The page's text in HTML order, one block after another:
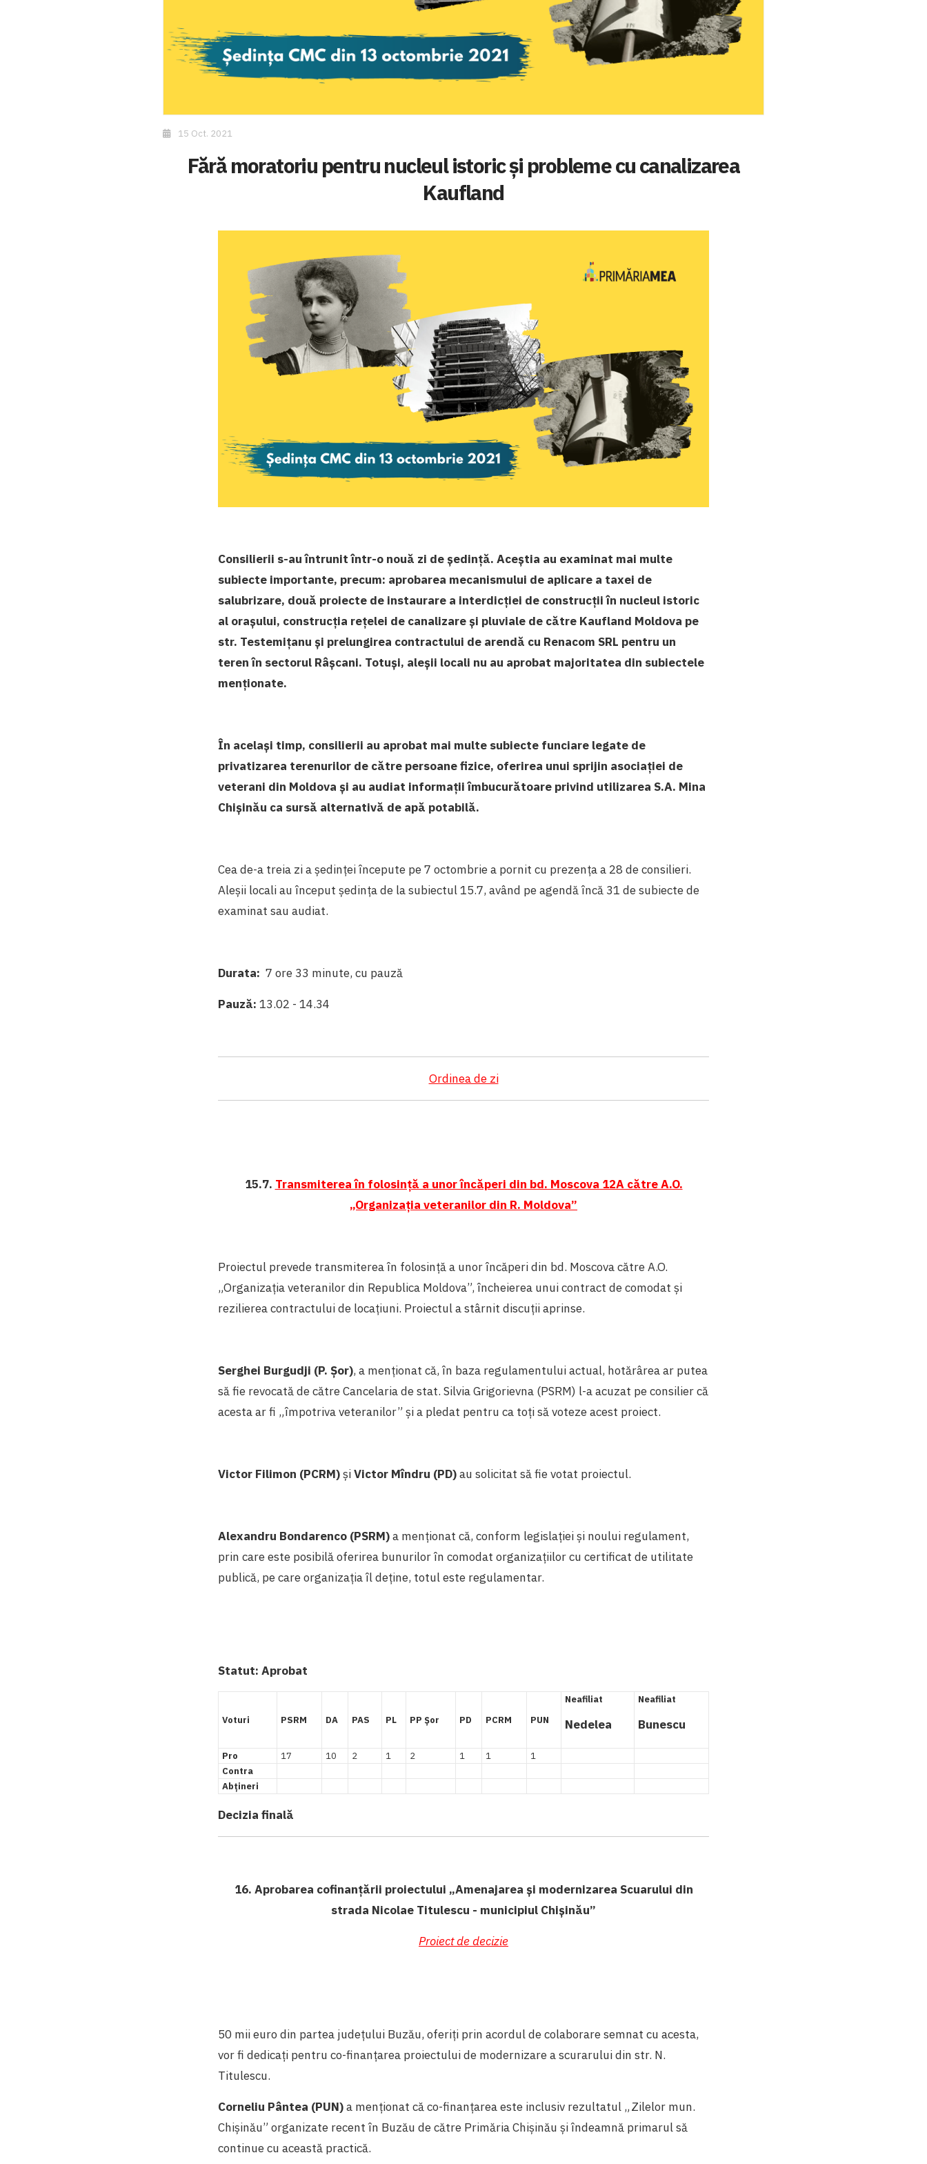
15 Oct. 2021
Fără moratoriu pentru nucleul istoric și probleme cu canalizarea
Kaufland
Consilierii s-au întrunit într-o nouă zi de ședință. Aceștia au examinat mai multe
subiecte importante, precum: aprobarea mecanismului de aplicare a taxei de
salubrizare, două proiecte de instaurare a interdicției de construcții în nucleul istoric
al orașului, construcția rețelei de canalizare și pluviale de către Kaufland Moldova pe
str. Testemițanu și prelungirea contractului de arendă cu Renacom SRL pentru un
teren în sectorul Râșcani. Totuși, aleșii locali nu au aprobat majoritatea din subiectele
menționate.
În același timp, consilierii au aprobat mai multe subiecte funciare legate de
privatizarea terenurilor de către persoane fizice, oferirea unui sprijin asociației de
veterani din Moldova și au audiat informații îmbucurătoare privind utilizarea S.A. Mina
Chișinău ca sursă alternativă de apă potabilă.
Cea de-a treia zi a ședinței începute pe 7 octombrie a pornit cu prezența a 28 de consilieri.
Aleșii locali au început ședința de la subiectul 15.7, având pe agendă încă 31 de subiecte de
examinat sau audiat.
Durata: 7 ore 33 minute, cu pauză
Pauză: 13.02 - 14.34
Ordinea de zi
15.7. Transmiterea în folosință a unor încăperi din bd. Moscova 12A către A.O.
„Organizația veteranilor din R. Moldova”
Proiectul prevede transmiterea în folosință a unor încăperi din bd. Moscova către A.O.
„Organizația veteranilor din Republica Moldova”, încheierea unui contract de comodat și
rezilierea contractului de locațiuni. Proiectul a stârnit discuții aprinse.
Serghei Burgudji (P. Șor), a menționat că, în baza regulamentului actual, hotărârea ar putea
să fie revocată de către Cancelaria de stat. Silvia Grigorievna (PSRM) l-a acuzat pe consilier că
acesta ar fi „împotriva veteranilor” și a pledat pentru ca toți să voteze acest proiect.
Victor Filimon (PCRM)șiVictor Mîndru (PD)au solicitat să fie votat proiectul.
Alexandru Bondarenco (PSRM)a menționat că, conform legislației și noului regulament,
prin care este posibilă oferirea bunurilor în comodat organizațiilor cu certificat de utilitate
publică, pe care organizația îl deține, totul este regulamentar.
Statut: Aprobat
Voturi PSRM DA PAS PL PP Șor PD PCRM PUN
Neafiliat
Nedelea
Neafiliat
Bunescu
Pro 17 10 2 1 2 1 1
1
Contra
Abțineri
Decizia finală
16. Aprobarea cofinanțării proiectului „Amenajarea și modernizarea Scuarului din
strada Nicolae Titulescu - municipiul Chișinău”
Proiect de decizie
50 mii euro din partea județului Buzău, oferiți prin acordul de colaborare semnat cu acesta,
vor fi dedicați pentru co-finanțarea proiectului de modernizare a scurarului din str. N.
Titulescu.
Corneliu Pântea (PUN)a menționat că co-finanțarea este inclusiv rezultatul „Zilelor mun.
Chișinău” organizate recent în Buzău de către Primăria Chișinău și îndeamnă primarul să
continue cu această practică.